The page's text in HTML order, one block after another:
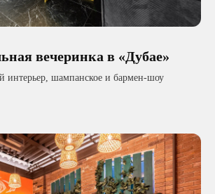
вечеринка в «Дубае»
интерьер, шампанское и бармен-шоу